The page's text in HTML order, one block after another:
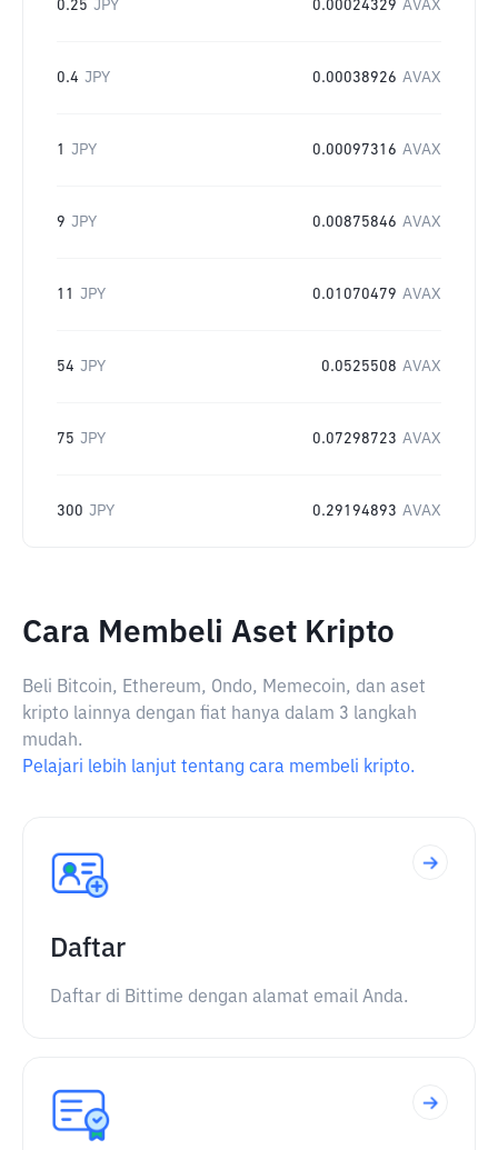
0.25 JPY 0.00024329 AVAX
0.4 JPY 0.00038926 AVAX
1 JPY 0.00097316 AVAX
9 JPY 0.00875846 AVAX
11 JPY 0.01070479 AVAX
54 JPY 0.0525508 AVAX
75 JPY 0.07298723 AVAX
300 JPY 0.29194893 AVAX
Cara Membeli Aset Kripto
Beli Bitcoin, Ethereum, Ondo, Memecoin, dan aset
kripto lainnya dengan fiat hanya dalam 3 langkah
mudah.
Pelajari lebih lanjut tentang cara membeli kripto.
Daftar
Daftar di Bittime dengan alamat email Anda.